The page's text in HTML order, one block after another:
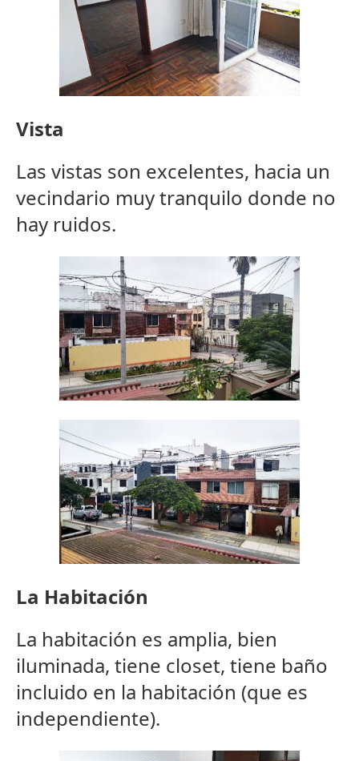
Vista
Las vistas son excelentes, hacia un
vecindario muy tranquilo donde no
hay ruidos.
La Habitación
La habitación es amplia, bien
iluminada, tiene closet, tiene baño
incluido en la habitación (que es
independiente).